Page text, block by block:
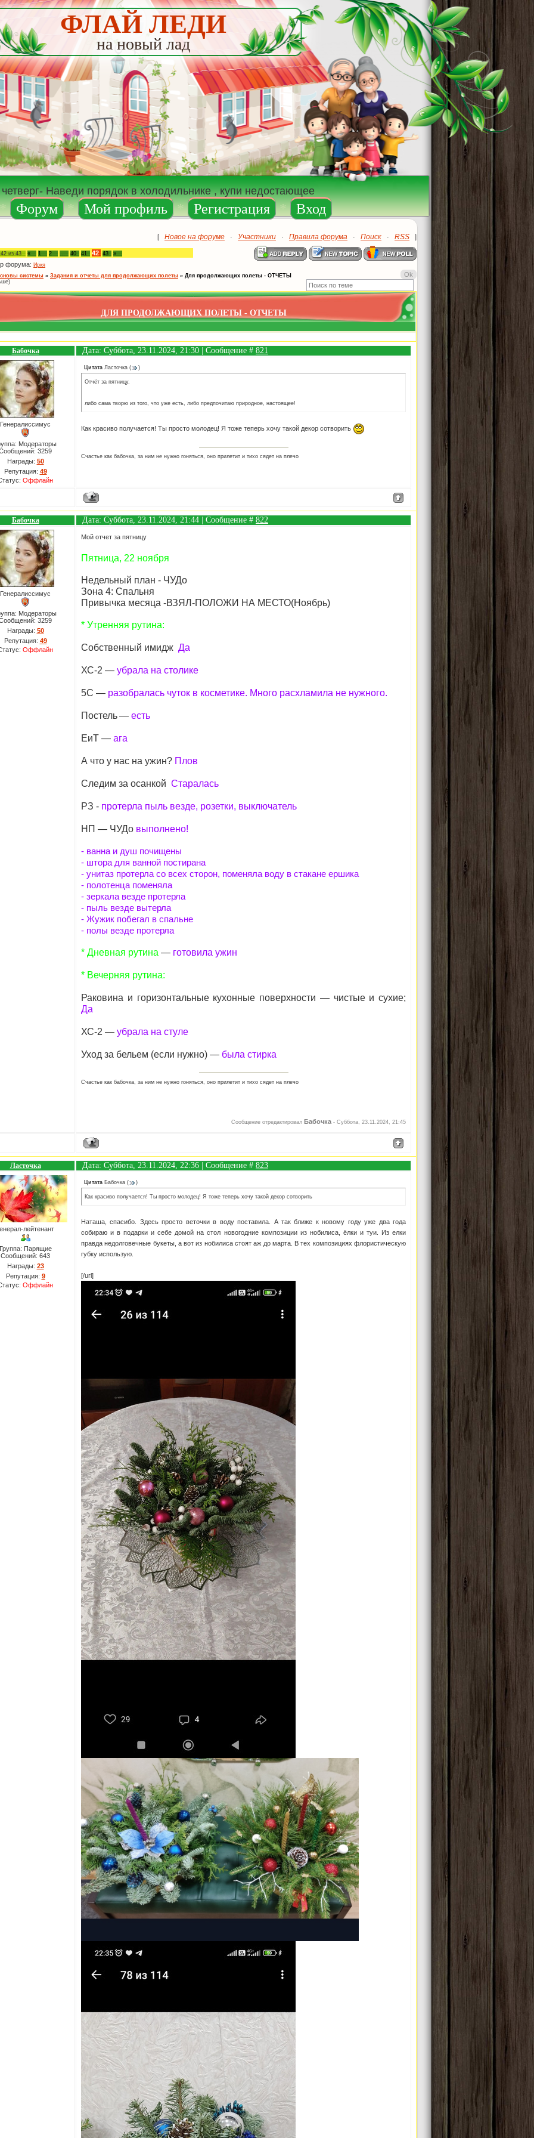
ФЛАЙ ЛЕДИ
на новый лад
Наведи порядок в холодильнике , купи недостающее
Форум * Мой профиль * Регистрация * Вход
[ Новое на форуме · Участники · Правила форума · Поиск · RSS ]
42из43 « 1 2 … 40 41 42 43 »
форума: Иркя
системы » Задания и отчеты для продолжающих полеты » Для продолжающих полеты - ОТЧЕТЫ
ДЛЯ ПРОДОЛЖАЮЩИХ ПОЛЕТЫ - ОТЧЕТЫ
Бабочка Дата: Суббота, 23.11.2024, 21:30 | Сообщение # 821
Генералиссимус
Модераторы
3259
Награды: 50
Репутация: 49
Оффлайн
Цитата Ласточка ( )
Отчёт за пятницу.
либо сама творю из того, что уже есть, либо предпочитаю природное, настоящее!
Как красиво получается! Ты просто молодец! Я тоже теперь хочу такой декор сотворить
Счастье как бабочка, за ним не нужно гоняться, оно прилетит и тихо сядет на плечо
Бабочка Дата: Суббота, 23.11.2024, 21:44 | Сообщение # 822
Генералиссимус
Модераторы
3259
Награды: 50
Репутация: 49
Оффлайн
Мой отчет за пятницу
Пятница, 22 ноября
Недельный план - ЧУДо
Зона 4: Спальня
Привычка месяца -ВЗЯЛ-ПОЛОЖИ НА МЕСТО(Ноябрь)
* Утренняя рутина:
Собственный имидж Да
ХС-2 — убрала на столике
5C — разобралась чуток в косметике. Много расхламила не нужного.
Постель— есть
ЕиТ — ага
А что у нас на ужин? Плов
Следим за осанкой Старалась
РЗ - протерла пыль везде, розетки, выключатель
НП — ЧУДо выполнено!
- ванна и душ почищены
- штора для ванной постирана
- унитаз протерла со всех сторон, поменяла воду в стакане ершика
- полотенца поменяла
- зеркала везде протерла
- пыль везде вытерла
- Жужик побегал в спальне
- полы везде протерла
* Дневная рутина — готовила ужин
* Вечерняя рутина:
Раковина и горизонтальные кухонные поверхности — чистые и сухие;
Да
ХС-2 — убрала на стуле
Уход за бельем (если нужно) — была стирка
Счастье как бабочка, за ним не нужно гоняться, оно прилетит и тихо сядет на плечо
Сообщение отредактировал Бабочка - Суббота, 23.11.2024, 21:45
Ласточка Дата: Суббота, 23.11.2024, 22:36 | Сообщение # 823
лейтенант
Парящие
Сообщений: 643
Награды: 23
Репутация: 9
Оффлайн
Цитата Бабочка ( )
Как красиво получается! Ты просто молодец! Я тоже теперь хочу такой декор сотворить
Наташа, спасибо. Здесь просто веточки в воду поставила. А так ближе к новому году уже два года
собираю и в подарки и себе домой на стол новогодние композиции из нобилиса, ёлки и туи. Из елки
правда недолговечные букеты, а вот из нобилиса стоят аж до марта. В тех композициях флористическую
губку использую.
[/url]